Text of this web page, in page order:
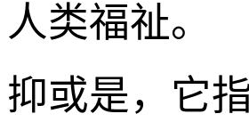
人类福祉。
抑或是，它